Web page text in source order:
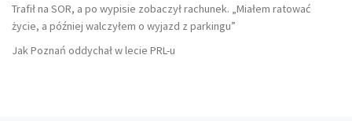
Trafił na SOR, a po wypisie zobaczył rachunek. „Miałem ratować
życie, a później walczyłem o wyjazd z parkingu”
Jak Poznań oddychał w lecie PRL-u